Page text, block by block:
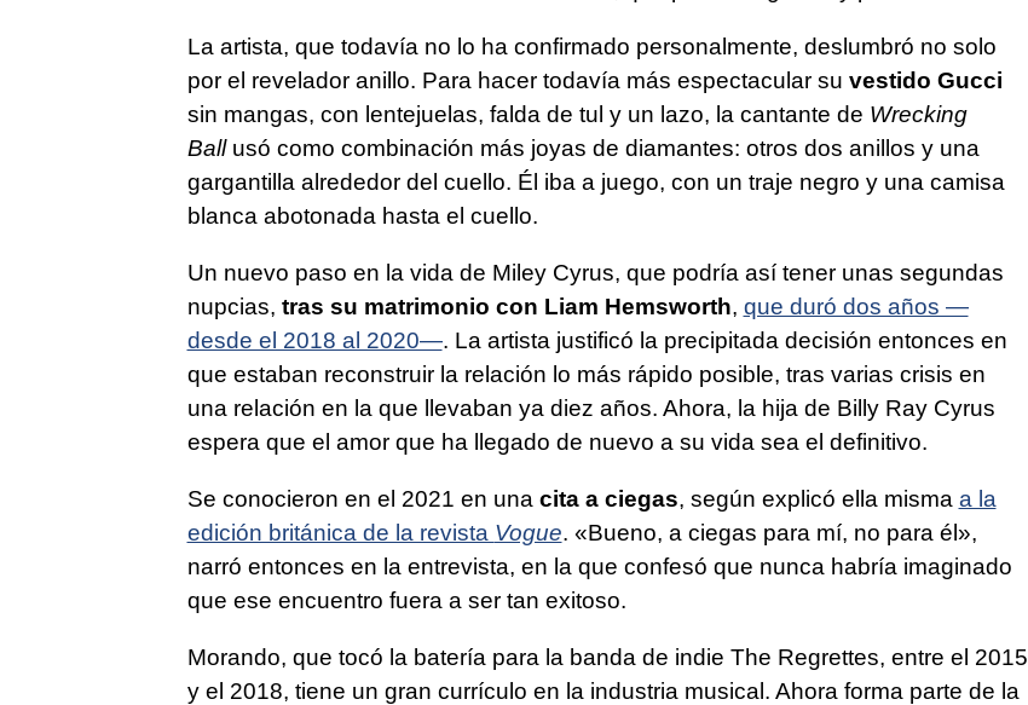
La artista, que todavía no lo ha confirmado personalmente, deslumbró no solo
por el revelador anillo. Para hacer todavía más espectacular su vestido Gucci
sin mangas, con lentejuelas, falda de tul y un lazo, la cantante de Wrecking
Ballusó como combinación más joyas de diamantes: otros dos anillos y una
gargantilla alrededor del cuello. Él iba a juego, con un traje negro y una camisa
blanca abotonada hasta el cuello.
Un nuevo paso en la vida de Miley Cyrus, que podría así tener unas segundas
nupcias, tras su matrimonio con Liam Hemsworth, que duró dos años —
desde el 2018 al 2020—. La artista justificó la precipitada decisión entonces en
que estaban reconstruir la relación lo más rápido posible, tras varias crisis en
una relación en la que llevaban ya diez años. Ahora, la hija de Billy Ray Cyrus
espera que el amor que ha llegado de nuevo a su vida sea el definitivo.
Se conocieron en el 2021 en una cita a ciegas, según explicó ella misma a la
edición británica de la revista Vogue. «Bueno, a ciegas para mí, no para él»,
narró entonces en la entrevista, en la que confesó que nunca habría imaginado
que ese encuentro fuera a ser tan exitoso.
Morando, que tocó la batería para la banda de indie The Regrettes, entre el 2015
y el 2018, tiene un gran currículo en la industria musical. Ahora forma parte de la